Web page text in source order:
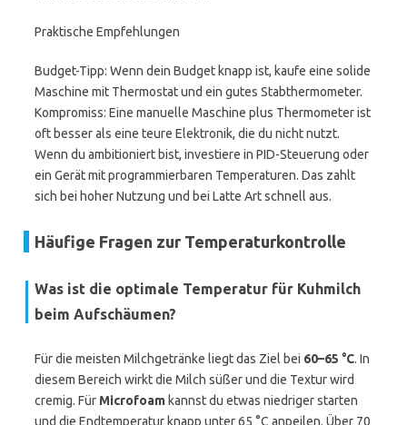
Praktische Empfehlungen
Budget-Tipp: Wenn dein Budget knapp ist, kaufe eine solide
Maschine mit Thermostat und ein gutes Stabthermometer.
Kompromiss: Eine manuelle Maschine plus Thermometer ist
oft besser als eine teure Elektronik, die du nicht nutzt.
Wenn du ambitioniert bist, investiere in PID-Steuerung oder
ein Gerät mit programmierbaren Temperaturen. Das zahlt
sich bei hoher Nutzung und bei Latte Art schnell aus.
Häufige Fragen zur Temperaturkontrolle
Was ist die optimale Temperatur für Kuhmilch
beim Aufschäumen?
Für die meisten Milchgetränke liegt das Ziel bei 60–65 °C. In
diesem Bereich wirkt die Milch süßer und die Textur wird
cremig. Für Microfoam kannst du etwas niedriger starten
und die Endtemperatur knapp unter 65 °C anpeilen. Über 70